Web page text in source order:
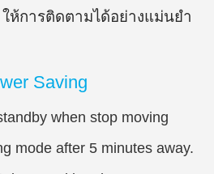
ให้การติดตามได้อย่างแม่นยำ
Saving
when stop moving
mode after 5 minutes away.